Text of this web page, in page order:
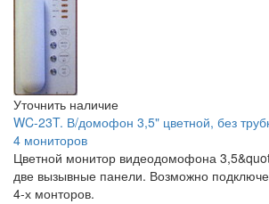
Уточнить наличие
WC-23T. В/домофон 3,5" цветной, без
4 мониторов
Цветной монитор видеодомофона
две вызывные панели. Возможно
4-х монторов.